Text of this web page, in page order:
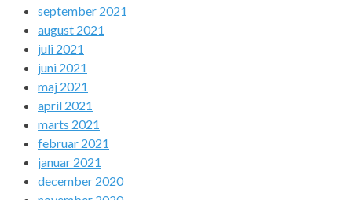
september 2021
august 2021
juli 2021
juni 2021
maj 2021
april 2021
marts 2021
februar 2021
januar 2021
december 2020